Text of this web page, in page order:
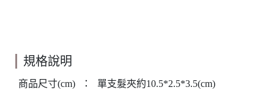
規格說明
商品尺寸(cm) ：
單支髮夾約10.5*2.5*3.5(cm)